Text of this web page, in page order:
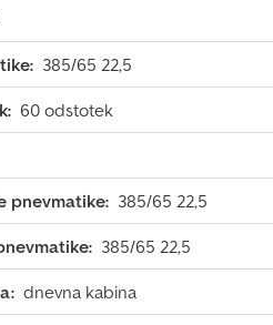
385/65 22,5
60 odstotek
pnevmatike: 385/65 22,5
385/65 22,5
dnevna kabina